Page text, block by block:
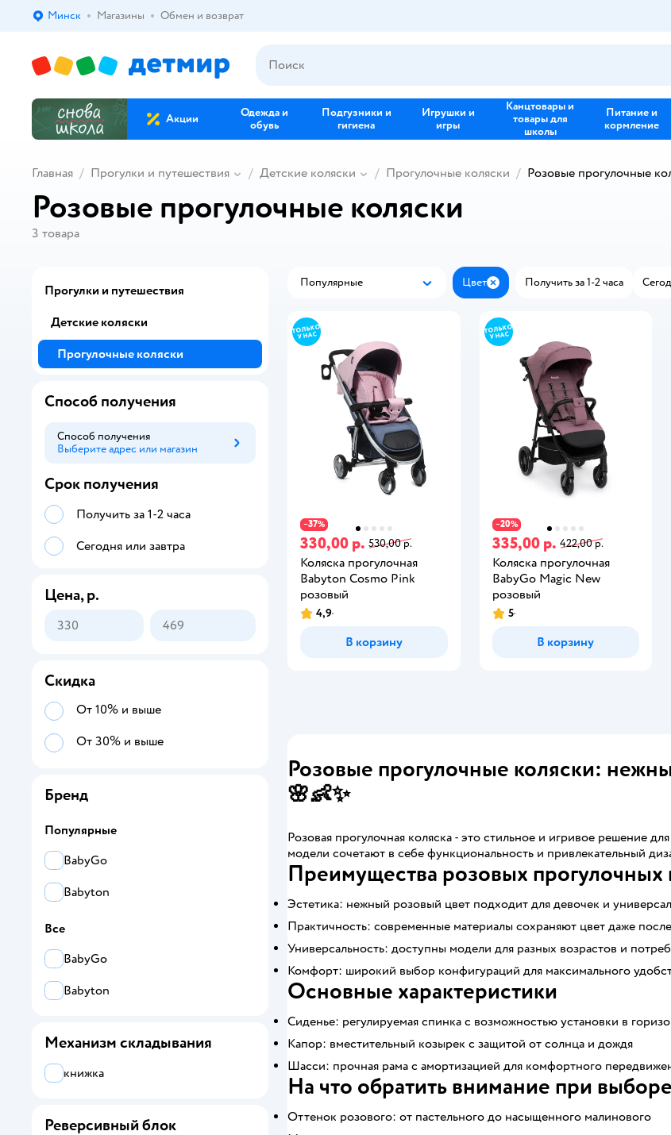
Выбор адреса доставки.
Минск Магазины Обмен и возврат
Акции
Одежда и
обувь
Подгузники и
гигиена
Игрушки и
игры
Канцтовары и
товары для
школы
Питание и
кормление
Главная Прогулки и путешествия Детские коляски Прогулочные коляски Розовые прогулочные
Розовые прогулочные коляски
3 товара
Популярные
Популярные Цвет ЗакрытьПолучить за 1-2 часа
−37%
330,00 р. 530,00 р.
Коляска прогулочная
Babyton Cosmo Pink
розовый
4,9
В корзину
−20%
335,00 р. 422,00 р.
Коляска прогулочная
BabyGo Magic New
розовый
5
В корзину
Розовые прогулочные коляски:
🌸👶✨
Розовая прогулочная коляска - это стильное и игривое решение
модели сочетают в себе функциональность и привлекательный
Преимущества розовых прогулочных
Эстетика: нежный розовый цвет подходит для девочек и
Практичность: современные материалы сохраняют цвет даже
Универсальность: доступны модели для разных возрастов и
Комфорт: широкий выбор конфигураций для максимального
Основные характеристики
Сиденье: регулируемая спинка с возможностью установки в
Капор: вместительный козырек с защитой от солнца и дождя
Шасси: прочная рама с амортизацией для комфортного
На что обратить внимание при выборе
Оттенок розового: от пастельного до насыщенного малинового
Прогулки и путешествия
Детские коляски
Прогулочные коляски
Способ получения
Способ получения
Выберите адрес или магазин
Способ получения
Срок получения
Получить за 1-2 часа
Сегодня или завтра
Цена, р.
Скидка
От 10% и выше
От 30% и выше
Бренд
Популярные
BabyGo
Babyton
Все
BabyGo
Babyton
Механизм складывания
книжка
Реверсивный блок